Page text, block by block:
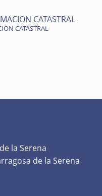
CATASTRAL
CATASTRAL
la Serena
de la Serena